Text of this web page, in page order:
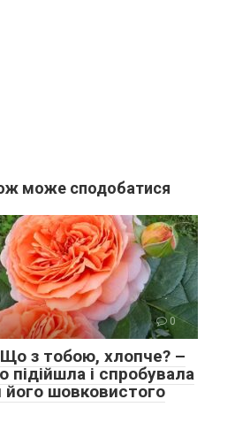
може сподобатися
0
з тобою, хлопче? –
підійшла і спробувала
його шовковистого